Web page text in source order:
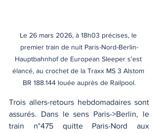
Le 26 mars 2026, à 18h03 précises, le
premier train de nuit Paris-Nord-Berlin-
Hauptbahnhof de European Sleeper s'est
élancé, au crochet de la Traxx MS 3 Alstom
BR 188.144 louée auprès de Railpool.
Trois allers-retours hebdomadaires sont
assurés. Dans le sens Paris->Berlin, le
train n°475 quitte Paris-Nord aux